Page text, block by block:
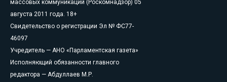
массовых коммуникаций (Роскомнадзор) 05
августа 2011 года. 18+
Свидетельство о регистрации Эл № ФС77-
46097
Учредитель — АНО «Парламентская газета»
Исполняющий обязанности главного
редактора — Абдуллаев М.Р.